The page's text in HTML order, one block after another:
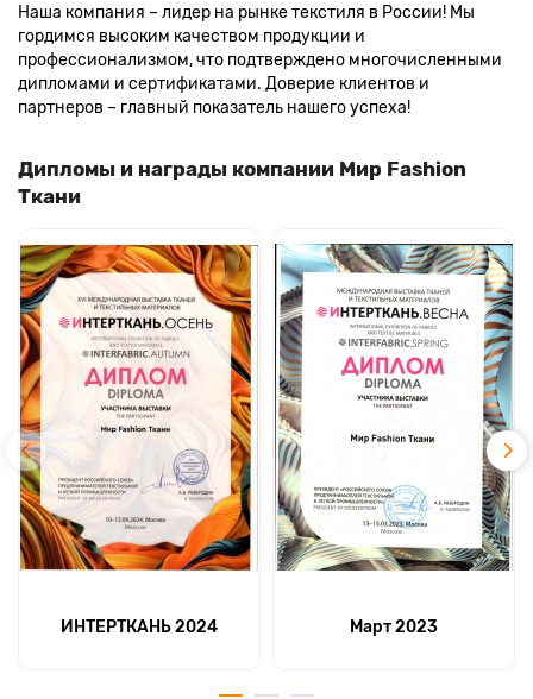
Наша компания – лидер на рынке текстиля в России! Мы
гордимся высоким качеством продукции и
профессионализмом, что подтверждено многочисленными
дипломами и сертификатами. Доверие клиентов и
партнеров – главный показатель нашего успеха!
Дипломы и награды компании Мир Fashion
Ткани
ИНТЕРТКАНЬ 2024 Март 2023